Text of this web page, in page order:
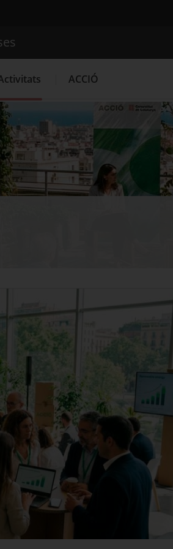
Cercador
Convocatòries d'ajuts obertes
ACCIÓ